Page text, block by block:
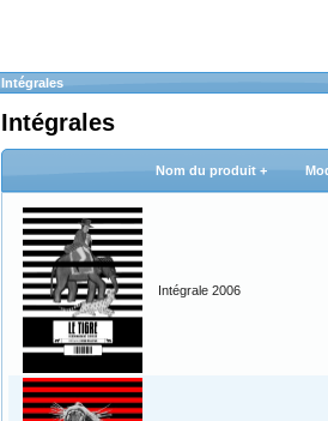
Intégrales
Intégrales
Nom du produit +
Intégrale 2006